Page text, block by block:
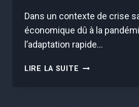
Dans un contexte de crise
économique dû à la
l’adaptation rapide…
LIRE LA SUITE LA